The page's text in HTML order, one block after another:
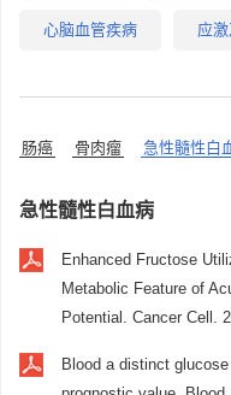
心脑血管疾病 应
肠癌 骨肉瘤 急性髓性白
急性髓性白血病
Enhanced Fructose
Metabolic Feature of
Potential. Cancer Cell.
Blood a distinct